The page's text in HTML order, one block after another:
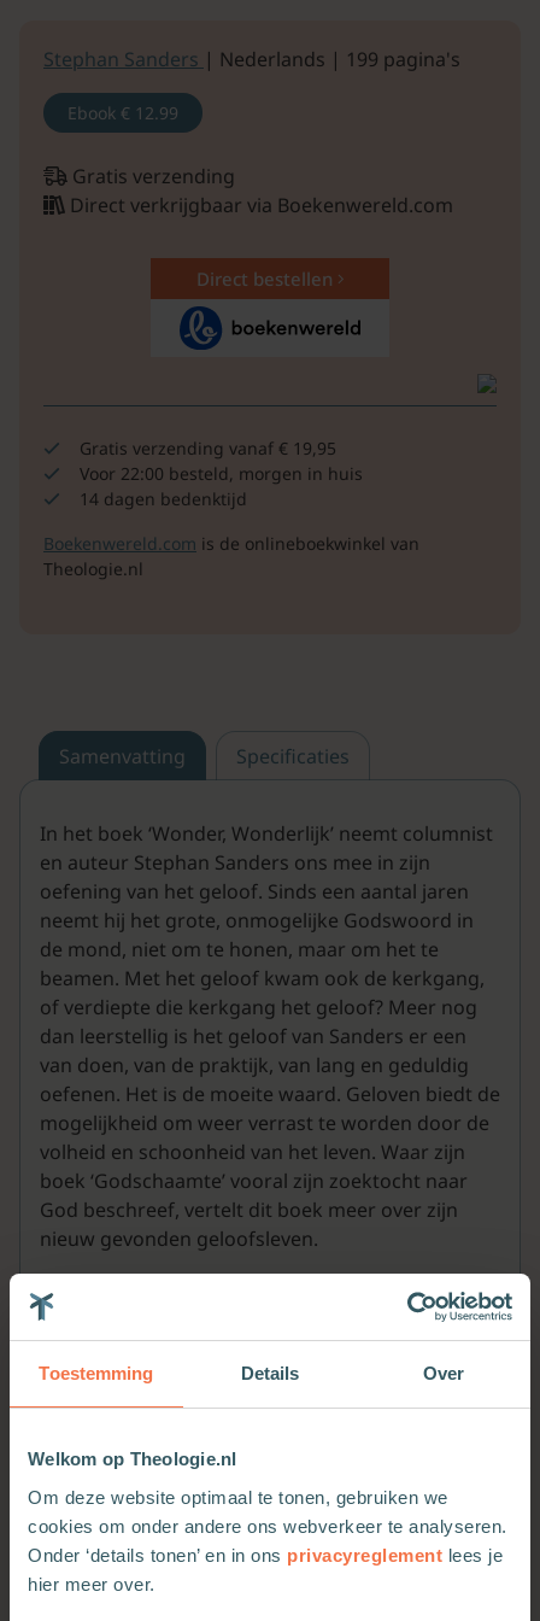
Toestemming Details Over
Welkom op Theologie.nl
Om deze website optimaal te tonen, gebruiken we
cookies om onder andere ons webverkeer te analyseren.
Onder ‘details tonen’ en in ons privacyreglement lees je
hier meer over.
Stephan Sanders | Nederlands | 199 pagina's
Ebook € 12.99
Gratis verzending
Direct verkrijgbaar via Boekenwereld.com
Direct bestellen
Gratis verzending vanaf € 19,95
Voor 22:00 besteld, morgen in huis
14 dagen bedenktijd
Boekenwereld.com is de onlineboekwinkel van
Theologie.nl
Samenvatting Specificaties
In het boek ‘Wonder, Wonderlijk’ neemt columnist
en auteur Stephan Sanders ons mee in zijn
oefening van het geloof. Sinds een aantal jaren
neemt hij het grote, onmogelijke Godswoord in
de mond, niet om te honen, maar om het te
beamen. Met het geloof kwam ook de kerkgang,
of verdiepte die kerkgang het geloof? Meer nog
dan leerstellig is het geloof van Sanders er een
van doen, van de praktijk, van lang en geduldig
oefenen. Het is de moeite waard. Geloven biedt de
mogelijkheid om weer verrast te worden door de
volheid en schoonheid van het leven. Waar zijn
boek ‘Godschaamte’ vooral zijn zoektocht naar
God beschreef, vertelt dit boek meer over zijn
nieuw gevonden geloofsleven.
Meer van deze auteur